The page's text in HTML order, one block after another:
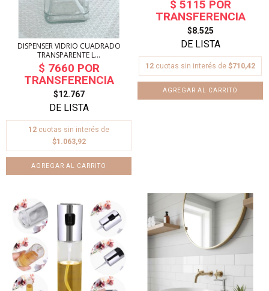
DISPENSER VIDRIO CUADRADO
TRANSPARENTE L...
$12.767
12 cuotas sin interés de
$1.063,92
$8.525
12 cuotas sin interés de $710,42